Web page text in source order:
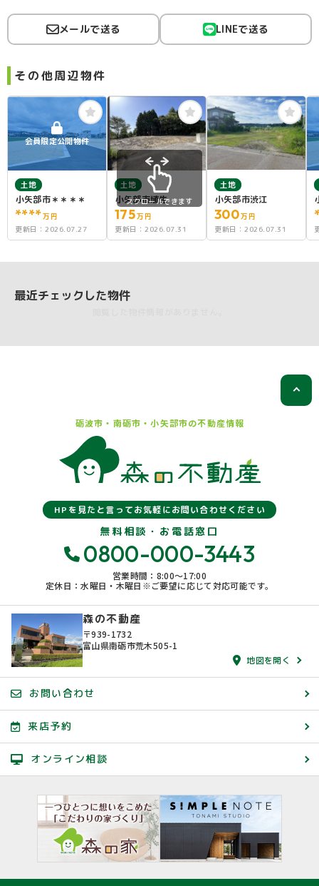
メールで送る LINEで送る
その他周辺物件
会員限定公開物件
土地
小矢部市＊＊＊＊
****万円
更新日： 2026.07.27
土地
小矢部市埴生
175万円
更新日： 2026.07.31
土地
小矢部市渋江
300万円
更新日： 2026.07.31
スクロールできます
最近チェックした物件
砺波市・南砺市・小矢部市の不動産情報
HPを見たと言ってお気軽にお問い合わせください
無料相談・お電話窓口
0800-000-3443
営業時間：8:00〜17:00
定休日：水曜日・木曜日※ご要望に応じて対応可能です。
森の不動産
〒939-1732
富山県南砺市荒木505-1
地図を開く
お問い合わせ
来店予約
オンライン相談